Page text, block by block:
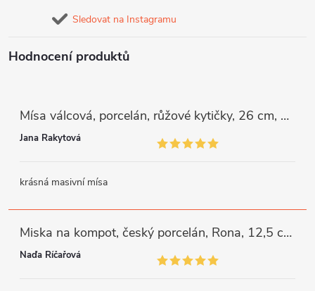
Sledovat na Instagramu
Hodnocení produktů
Mísa válcová, porcelán, růžové kytičky, 26 cm, G. Benedikt
Jana Rakytová
krásná masivní mísa
Miska na kompot, český porcelán, Rona, 12,5 cm, bílý, G. Benedikt
Naďa Říčařová